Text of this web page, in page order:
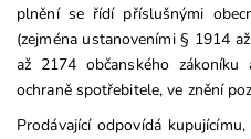
plnění se řídí příslušnými
(zejména ustanoveními § 1914
až 2174 občanského
ochraně spotřebitele, ve znění
Prodávající odpovídá